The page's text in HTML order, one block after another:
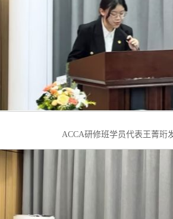
ACCA研修班学员代表王菁珩